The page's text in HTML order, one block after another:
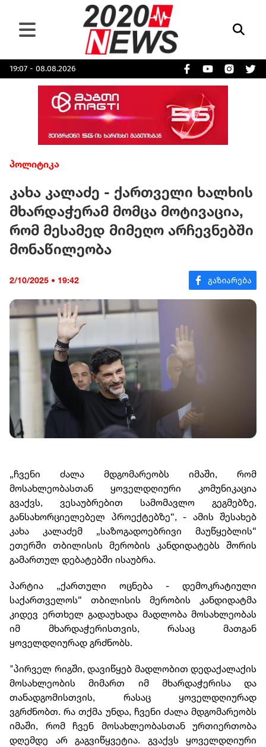
19:07 - 08.08.2026
პოლიტიკა
კახა კალაძე - ქართველი ხალხის
მხარდაჭერამ მომცა მოტივაცია,
რომ მესამედ მიმეღო არჩევნებში
მონაწილეობა
2/10/2025 • 19:42
„ჩვენი ძალა მდგომარეობს იმაში, რომ
მოსახლეობასთან ყოველდღიური კომუნიკაცია
გვაქვს, ვესაუბრებით სამომავლო გეგმებზე,
განსახორციელებელ პროექტებზე“, - ამის შესახებ
კახა კალაძემ „საზოგადოებრივი მაუწყებლის“
ეთერში თბილისის მერობის კანდიდატებს შორის
გამართულ დებატებში ისაუბრა.
პარტია „ქართული ოცნება - დემოკრატიული
საქართველოს“ თბილისის მერობის კანდიდატმა
კიდევ ერთხელ გადაუხადა მადლობა მოსახლეობას
იმ მხარდაჭერისთვის, რასაც მათგან
ყოველდღიურად გრძნობს.
"პირველ რიგში, დავიწყებ მადლობით დედაქალაქის
მოსახლეობის მიმართ იმ მხარდაჭერისა და
თანადგომისთვის, რასაც ყოველდღიურად
ვგრძნობთ. რა თქმა უნდა, ჩვენი ძალა მდგომარეობს
იმაში, რომ ჩვენ მოსახლეობასთან ურთიერთობა
დღემდე არ გაგვიწყვეტია. გვაქვს ყოველდღიური